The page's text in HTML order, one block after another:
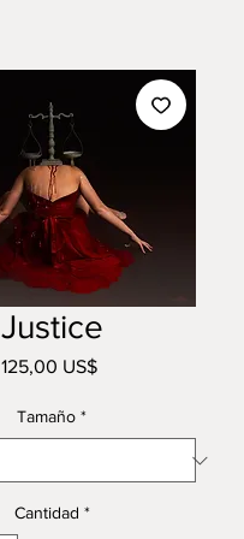
Justice
125,00 US$Precio
Tamaño *
Cantidad *